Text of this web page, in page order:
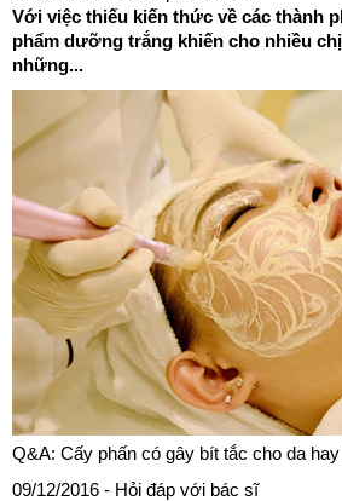
Với việc thiếu kiến thức về các thành
phẩm dưỡng trắng khiến cho nhiều
những...
Q&A: Cấy phấn có gây bít tắc cho da
09/12/2016 - Hỏi đáp với bác sĩ